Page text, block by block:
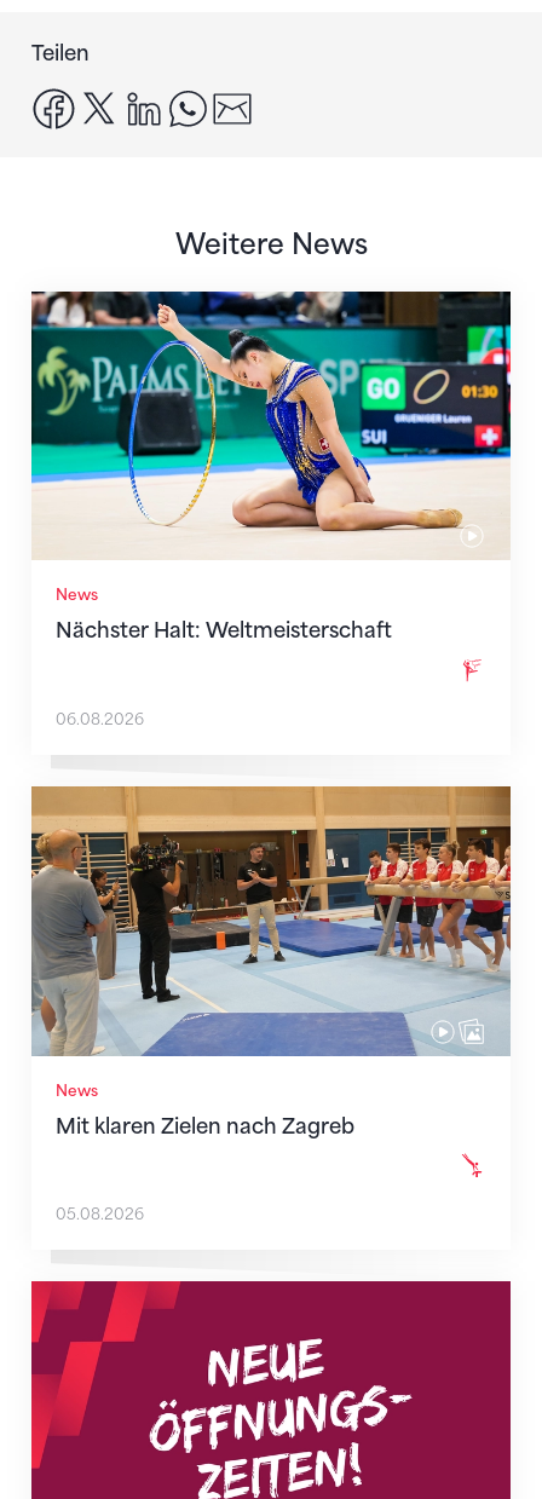
Teilen
facebook
x linkedinwhatsapp
Weitere News
News
Nächster Halt: Weltmeisterschaft
Nächster Halt: Weltmeisterschaft
06.08.2026
News
Mit klaren Zielen nach Zagreb
Mit klaren Zielen nach Zagreb
05.08.2026
Neue Empfangszeiten ab 1. August 2026